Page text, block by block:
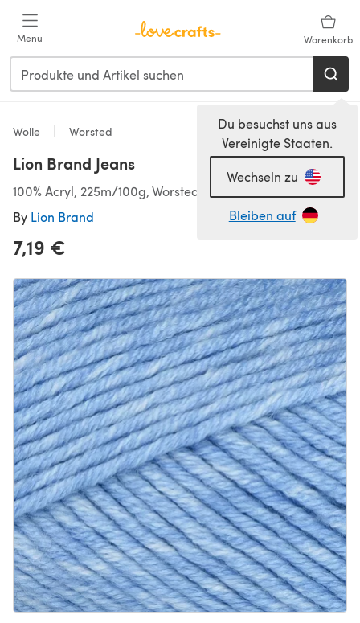
Menu Warenkorb
Du besuchst uns aus
Vereinigte Staaten.
Wechseln zu
Bleiben auf
Wolle Worsted
Lion Brand Jeans
100% Acryl, 225m/100g, Worsted (4,50-5,50 mm)
By Lion Brand
7,19 €